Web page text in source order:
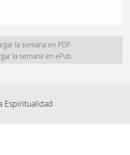
la semana en PDF
la semana en ePub
Espiritualidad